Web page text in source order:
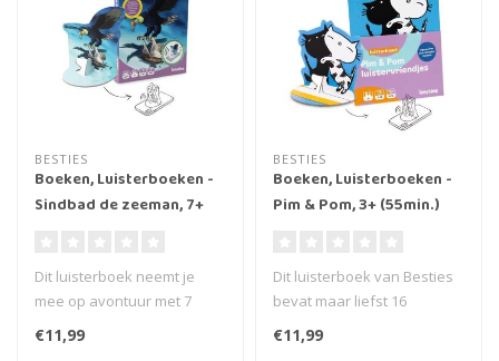
BESTIES
Boeken, Luisterboeken -
Sindbad de zeeman, 7+
Dit luisterboek neemt je
mee op avontuur met 7
luisterverhalen over
Sindbad de Z..
€11,99
BESTIES
Boeken, Luisterboeken -
Pim & Pom, 3+ (55min.)
Dit luisterboek van Besties
bevat maar liefst 16
avonturen van de vrolijke,
onde..
€11,99